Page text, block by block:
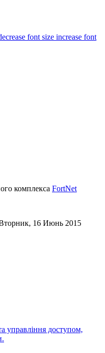
increase font
комплекса FortNet
16 Июнь 2015
управління доступом,